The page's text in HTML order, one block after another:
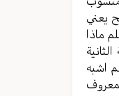
يعني
ماذا
اشبه